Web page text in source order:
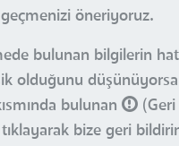
öneriyoruz.
bulunan bilgilerin
olduğunu
bulunan
bize geri